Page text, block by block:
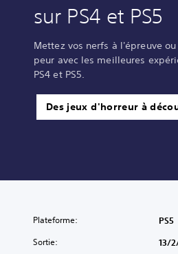
sur PS4 et PS5
Mettez vos nerfs à l'épreuve
peur avec les meilleures
PS4 et PS5.
Des jeux d'horreur à
Plateforme: PS5
Sortie: 13/